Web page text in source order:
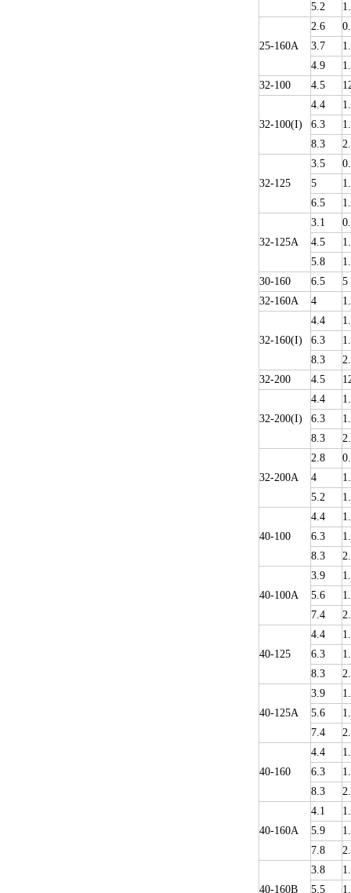
5.2
25-160A
2.6
3.7
4.9
32-100
4.5
32-100(I)
4.4
6.3
8.3
32-125
3.5
5
6.5
32-125A
3.1
4.5
5.8
30-160
6.5
5
32-160A
4
32-160(I)
4.4
6.3
8.3
32-200
4.5
32-200(I)
4.4
6.3
8.3
32-200A
2.8
4
5.2
40-100
4.4
6.3
8.3
40-100A
3.9
5.6
7.4
40-125
4.4
6.3
8.3
40-125A
3.9
5.6
7.4
40-160
4.4
6.3
8.3
40-160A
4.1
5.9
7.8
40-160B
3.8
5.5